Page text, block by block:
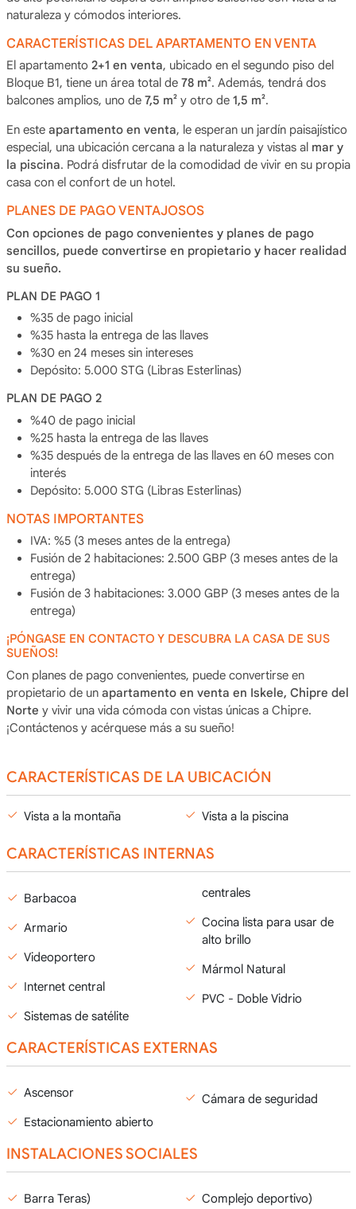
naturaleza y cómodos interiores.
CARACTERÍSTICAS DEL APARTAMENTO EN VENTA
El apartamento 2+1 en venta, ubicado en el segundo piso del
Bloque B1, tiene un área total de 78 m². Además, tendrá dos
balcones amplios, uno de 7,5 m²y otro de 1,5 m².
En este apartamento en venta, le esperan un jardín paisajístico
especial, una ubicación cercana a la naturaleza y vistas al mar y
la piscina. Podrá disfrutar de la comodidad de vivir en su propia
casa con el confort de un hotel.
PLANES DE PAGO VENTAJOSOS
Con opciones de pago convenientes y planes de pago
sencillos, puede convertirse en propietario y hacer realidad
su sueño.
PLAN DE PAGO 1
%35 de pago inicial
%35 hasta la entrega de las llaves
%30 en 24 meses sin intereses
Depósito: 5.000 STG (Libras Esterlinas)
PLAN DE PAGO 2
%40 de pago inicial
%25 hasta la entrega de las llaves
%35 después de la entrega de las llaves en 60 meses con
interés
Depósito: 5.000 STG (Libras Esterlinas)
NOTAS IMPORTANTES
IVA: %5 (3 meses antes de la entrega)
Fusión de 2 habitaciones: 2.500 GBP (3 meses antes de la
entrega)
Fusión de 3 habitaciones: 3.000 GBP (3 meses antes de la
entrega)
¡PÓNGASE EN CONTACTO Y DESCUBRA LA CASA DE SUS
SUEÑOS!
Con planes de pago convenientes, puede convertirse en
propietario de un apartamento en venta en Iskele, Chipre del
Norte y vivir una vida cómoda con vistas únicas a Chipre.
¡Contáctenos y acérquese más a su sueño!
CARACTERÍSTICAS DE LA UBICACIÓN
Vista a la montaña Vista a la piscina
CARACTERÍSTICAS INTERNAS
Barbacoa
Armario
Videoportero
Internet central
Sistemas de satélite
centrales
Cocina lista para usar de
alto brillo
Mármol Natural
PVC - Doble Vidrio
CARACTERÍSTICAS EXTERNAS
Ascensor
Estacionamiento abierto
Cámara de seguridad
INSTALACIONES SOCIALES
Barra Teras) Complejo deportivo)